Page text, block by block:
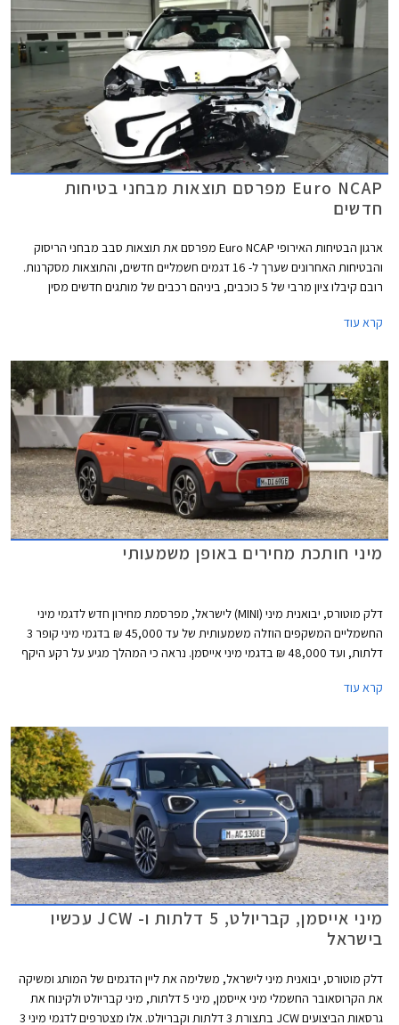
Euro NCAP מפרסם תוצאות מבחני בטיחות
חדשים
ארגון הבטיחות האירופי Euro NCAP מפרסם את תוצאות סבב מבחני הריסוק
והבטיחות האחרונים שערך ל- 16 דגמים חשמליים חדשים, והתוצאות מסקרנות.
רובם קיבלו ציון מרבי של 5 כוכבים, ביניהם רכבים של מותגים חדשים מסין
ציונים של 4 כוכבים וחלקם כמעט איבדו את הכוכב החמישי.
קרא עוד
מיני חותכת מחירים באופן משמעותי
דלק מוטורס, יבואנית מיני (MINI) לישראל, מפרסמת מחירון חדש לדגמי מיני
החשמליים המשקפים הוזלה משמעותית של עד 45,000 ₪ בדגמי מיני קופר 3
דלתות, ועד 48,000 ₪ בדגמי מיני אייסמן. נראה כי המהלך מגיע על רקע היקף
יותר.
קרא עוד
מיני אייסמן, קבריולט, 5 דלתות ו- JCW עכשיו
בישראל
דלק מוטורס, יבואנית מיני לישראל, משלימה את ליין הדגמים של המותג ומשיקה
את הקרוסאובר החשמלי מיני אייסמן, מיני 5 דלתות, מיני קבריולט ולקינוח את
גרסאות הביצועים JCW בתצורת 3 דלתות וקבריולט. אלו מצטרפים לדגמי מיני 3